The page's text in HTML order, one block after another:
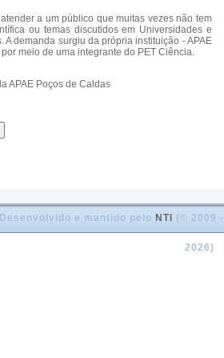
a um público que muitas vezes não tem
ou temas discutidos em Universidades e
A demanda surgiu da própria instituição - APAE
meio de uma integrante do PET Ciência.
APAE Poços de Caldas
e mantido pelo NTI (© 2009 -
2026)